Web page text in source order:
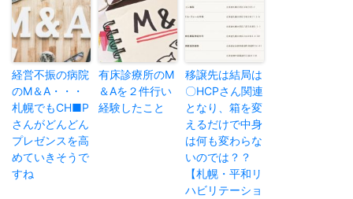
経営不振の病院
のM＆A・・・
札幌でもCH■P
さんがどんどん
プレゼンスを高
めていきそうで
すね
有床診療所のM
＆Aを２件行い
経験したこと
移譲先は結局は
〇HCPさん関連
となり、箱を変
えるだけで中身
は何も変わらな
いのでは？？
【札幌・平和リ
ハビリテーショ